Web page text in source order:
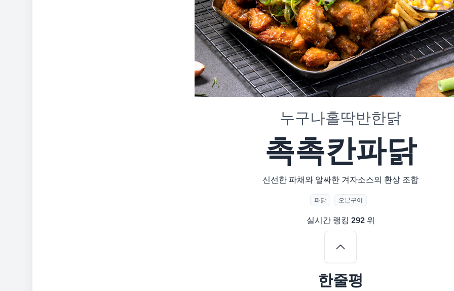
누구나홀딱반한닭
촉촉칸파닭
신선한 파채와 알싸한 겨자소스의 환상 조합
파닭 오븐구이
실시간 랭킹 292 위
한줄평